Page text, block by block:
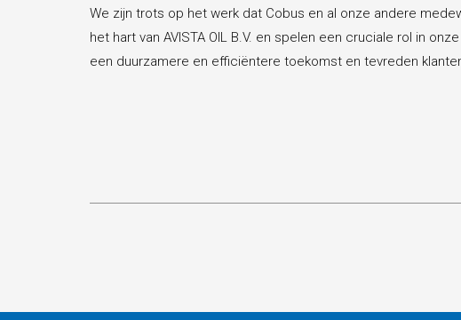
We zijn trots op het werk dat Cobus en al onze andere
het hart van AVISTA OIL B.V. en spelen een cruciale rol in
een duurzamere en efficiëntere toekomst en tevreden